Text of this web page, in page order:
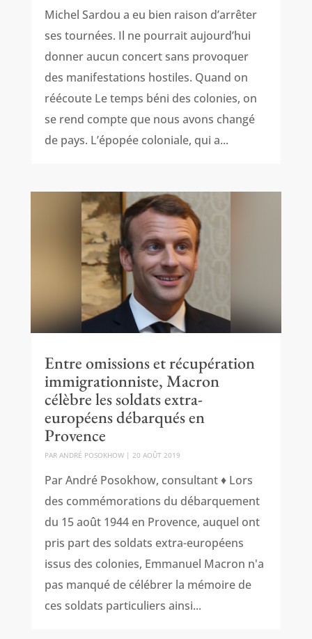
Michel Sardou a eu bien raison d’arrêter
ses tournées. Il ne pourrait aujourd’hui
donner aucun concert sans provoquer
des manifestations hostiles. Quand on
réécoute Le temps béni des colonies, on
se rend compte que nous avons changé
de pays. L’épopée coloniale, qui a...
Entre omissions et récupération
immigrationniste, Macron
célèbre les soldats extra-
européens débarqués en
Provence
PAR ANDRÉ POSOKHOW| 20 AOÛT 2019
Par André Posokhow, consultant ♦ Lors
des commémorations du débarquement
du 15 août 1944 en Provence, auquel ont
pris part des soldats extra-européens
issus des colonies, Emmanuel Macron n'a
pas manqué de célébrer la mémoire de
ces soldats particuliers ainsi...